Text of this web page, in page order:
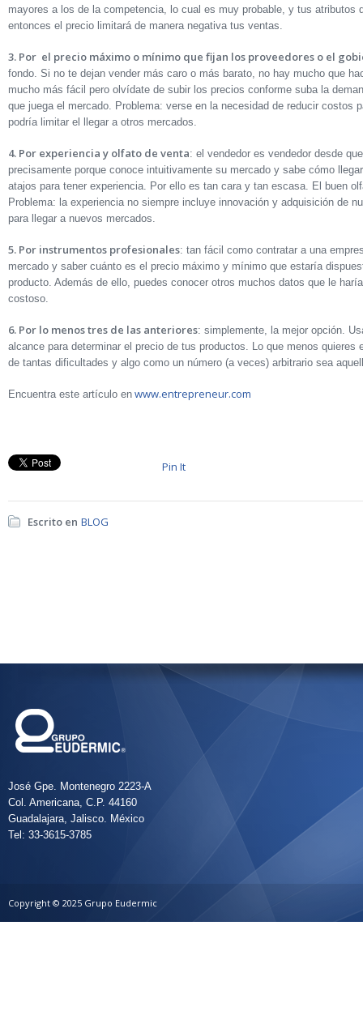
mayores a los de la competencia, lo cual es muy probable, y tus atributos
entonces el precio limitará de manera negativa tus ventas.
3. Por el precio máximo o mínimo que fijan los proveedores o el
fondo. Si no te dejan vender más caro o más barato, no hay mucho que
mucho más fácil pero olvídate de subir los precios conforme suba la
que juega el mercado. Problema: verse en la necesidad de reducir costos
podría limitar el llegar a otros mercados.
4. Por experiencia y olfato de venta: el vendedor es vendedor desde
precisamente porque conoce intuitivamente su mercado y sabe cómo
atajos para tener experiencia. Por ello es tan cara y tan escasa. El buen
Problema: la experiencia no siempre incluye innovación y adquisición de
para llegar a nuevos mercados.
5. Por instrumentos profesionales: tan fácil como contratar a una
mercado y saber cuánto es el precio máximo y mínimo que estaría
producto. Además de ello, puedes conocer otros muchos datos que le
costoso.
6. Por lo menos tres de las anteriores: simplemente, la mejor opción.
alcance para determinar el precio de tus productos. Lo que menos quieres
de tantas dificultades y algo como un número (a veces) arbitrario sea
Encuentra este artículo en www.entrepreneur.com
Pin It
Escrito en BLOG
José Gpe. Montenegro 2223-A
Col. Americana, C.P. 44160
Guadalajara, Jalisco. México
Tel: 33-3615-3785
Copyright © 2025 Grupo Eudermic